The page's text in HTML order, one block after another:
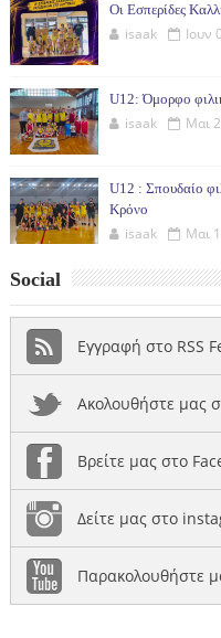
Οι Εσπερίδες
isaak Ιουν
U12: Όμορφο
isaak Μαι
U12 : Σπουδαίο
Κρόνο
isaak Μαι
Social
Εγγραφή στο RSS
Ακολουθήστε μας
Βρείτε μας στο
Δείτε μας στο
Παρακολουθήστε